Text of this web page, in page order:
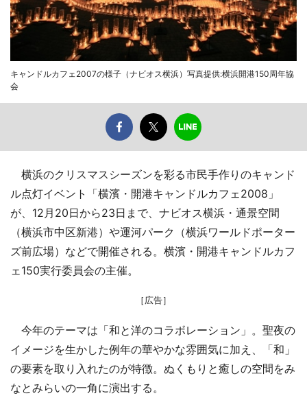
キャンドルカフェ2007の様子（ナビオス横浜）写真提供:横浜開港150周年協
会
横浜のクリスマスシーズンを彩る市民手作りのキャンド
ル点灯イベント「横濱・開港キャンドルカフェ2008」
が、12月20日から23日まで、ナビオス横浜・通景空間
（横浜市中区新港）や運河パーク（横浜ワールドポーター
ズ前広場）などで開催される。横濱・開港キャンドルカフ
ェ150実行委員会の主催。
［広告］
今年のテーマは「和と洋のコラボレーション」。聖夜の
イメージを生かした例年の華やかな雰囲気に加え、「和」
の要素を取り入れたのが特徴。ぬくもりと癒しの空間をみ
なとみらいの一角に演出する。